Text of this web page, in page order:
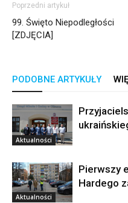
Poprzedni artykuł
99. Święto Niepodległości
[ZDJĘCIA]
PODOBNE ARTYKUŁY
Aktualności
Aktualności
Pierwszy
Hardego